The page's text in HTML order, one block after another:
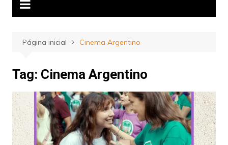
Página inicial Cinema Argentino
Tag: Cinema Argentino